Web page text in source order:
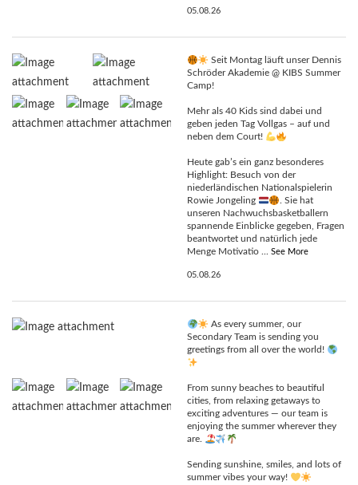
05.08.26
Seit Montag läuft unser Dennis
Schröder Akademie @ KIBS Summer
Camp!
Mehr als 40 Kids sind dabei und
geben jeden Tag Vollgas – auf und
neben dem Court!
Heute gab’s ein ganz besonderes
Highlight: Besuch von der
niederländischen Nationalspielerin
Rowie Jongeling
. Sie hat
unseren Nachwuchsbasketballern
spannende Einblicke gegeben, Fragen
beantwortet und natürlich jede
Menge Motivatio ... See More
05.08.26
As every summer, our
Secondary Team is sending you
greetings from all over the world!
From sunny beaches to beautiful
cities, from relaxing getaways to
exciting adventures — our team is
enjoying the summer wherever they
are.
Sending sunshine, smiles, and lots of
summer vibes your way!